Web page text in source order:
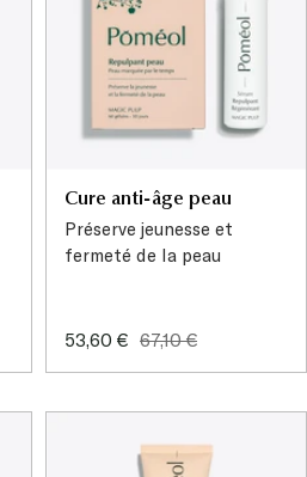
Cure anti-âge peau
Préserve jeunesse et
fermeté de la peau
Prix
53,60 € Prix
67,10 €